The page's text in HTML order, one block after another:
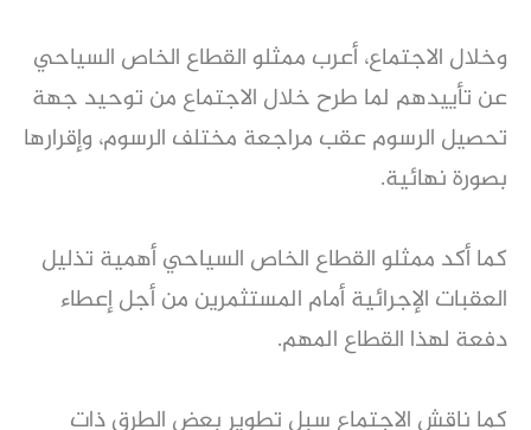
وخلال الاجتماع، أعرب ممثلو القطاع الخاص السياحي
عن تأييدهم لما طرح خلال الاجتماع من توحيد جهة
تحصيل الرسوم عقب مراجعة مختلف الرسوم، وإقرارها
بصورة نهائية.
كما أكد ممثلو القطاع الخاص السياحي أهمية تذليل
العقبات الإجرائية أمام المستثمرين من أجل إعطاء
دفعة لهذا القطاع المهم.
كما ناقش الاجتماع سبل تطوير بعض الطرق ذات